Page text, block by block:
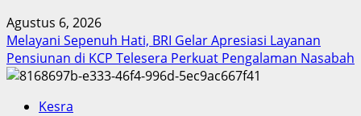
Agustus 6, 2026
Melayani Sepenuh Hati, BRI Gelar Apresiasi Layanan
Pensiunan di KCP Telesera Perkuat Pengalaman Nasabah
Kesra